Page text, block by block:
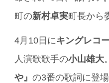
町の新村卓実町長から
4月10日にキングレコ
人演歌歌手の小山雄大
や』の3番の歌詞に登